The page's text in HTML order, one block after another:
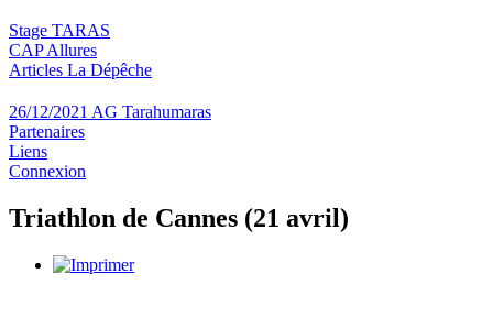
Stage TARAS
CAP Allures
Articles La Dépêche
26/12/2021 AG Tarahumaras
Partenaires
Liens
Connexion
Triathlon de Cannes (21 avril)